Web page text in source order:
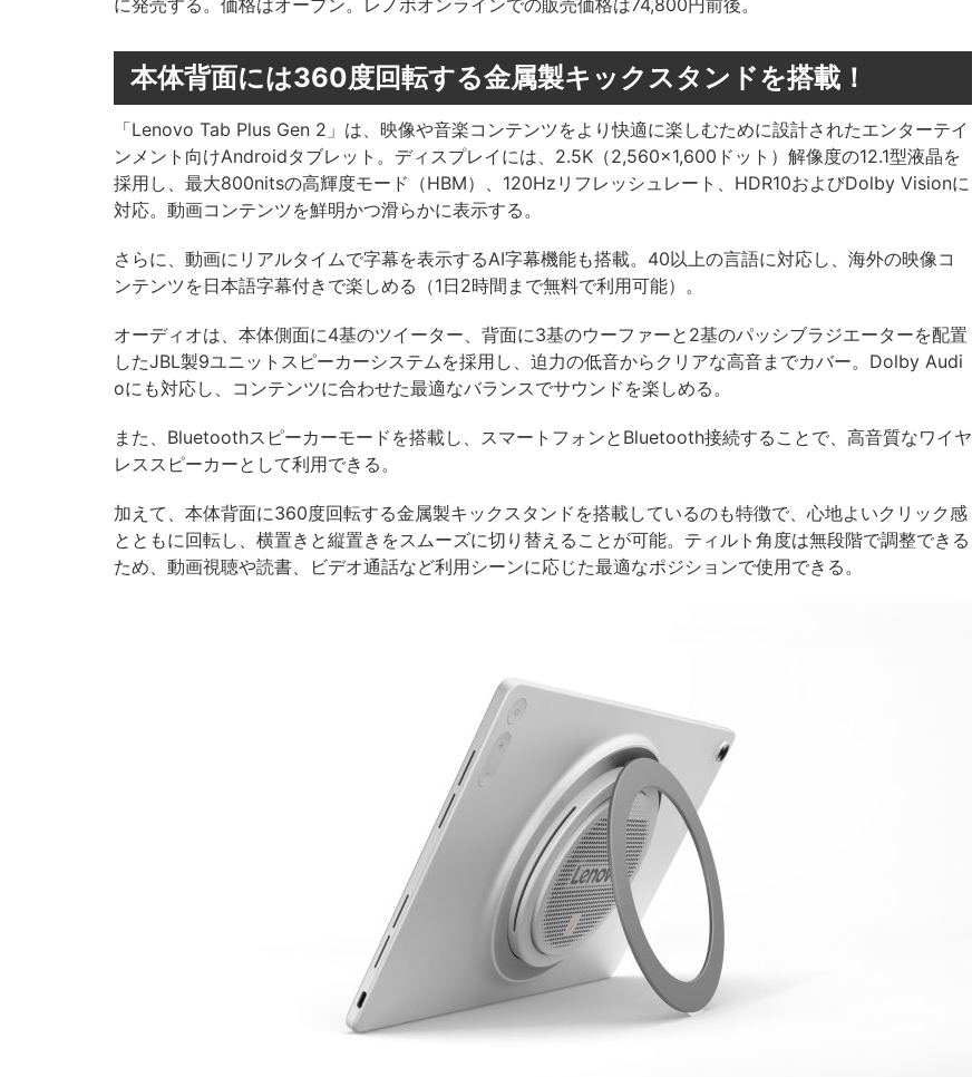
に発売する。価格はオープン。レノボオンラインでの販売価格は74,800円前後。
本体背面には360度回転する金属製キックスタンドを搭載！
「Lenovo Tab Plus Gen 2」は、映像や音楽コンテンツをより快適に楽しむために設計されたエンターテイ
ンメント向けAndroidタブレット。ディスプレイには、2.5K（2,560×1,600ドット）解像度の12.1型液晶を
採用し、最大800nitsの高輝度モード（HBM）、120Hzリフレッシュレート、HDR10およびDolby Visionに
対応。動画コンテンツを鮮明かつ滑らかに表示する。
さらに、動画にリアルタイムで字幕を表示するAI字幕機能も搭載。40以上の言語に対応し、海外の映像コ
ンテンツを日本語字幕付きで楽しめる（1日2時間まで無料で利用可能）。
オーディオは、本体側面に4基のツイーター、背面に3基のウーファーと2基のパッシブラジエーターを配置
したJBL製9ユニットスピーカーシステムを採用し、迫力の低音からクリアな高音までカバー。Dolby Audi
oにも対応し、コンテンツに合わせた最適なバランスでサウンドを楽しめる。
また、Bluetoothスピーカーモードを搭載し、スマートフォンとBluetooth接続することで、高音質なワイヤ
レススピーカーとして利用できる。
加えて、本体背面に360度回転する金属製キックスタンドを搭載しているのも特徴で、心地よいクリック感
とともに回転し、横置きと縦置きをスムーズに切り替えることが可能。ティルト角度は無段階で調整できる
ため、動画視聴や読書、ビデオ通話など利用シーンに応じた最適なポジションで使用できる。